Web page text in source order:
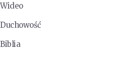
Wideo
Duchowość
Biblia